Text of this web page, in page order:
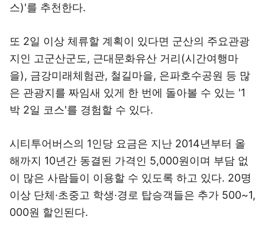
스)'를 추천한다.
또 2일 이상 체류할 계획이 있다면 군산의 주요관광
지인 고군산군도, 근대문화유산 거리(시간여행마
을), 금강미래체험관, 철길마을, 은파호수공원 등 많
은 관광지를 짜임새 있게 한 번에 돌아볼 수 있는 '1
박 2일 코스'를 경험할 수 있다.
시티투어버스의 1인당 요금은 지난 2014년부터 올
해까지 10년간 동결된 가격인 5,000원이며 부담 없
이 많은 사람들이 이용할 수 있도록 하고 있다. 20명
이상 단체·초중고 학생·경로 탑승객들은 추가 500~1,
000원 할인된다.